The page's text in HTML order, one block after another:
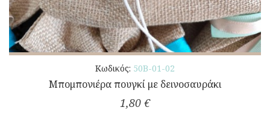
Κωδικός: 50Β-01-02
Μπομπονιέρα πουγκί με δεινοσαυράκι
1,80 €